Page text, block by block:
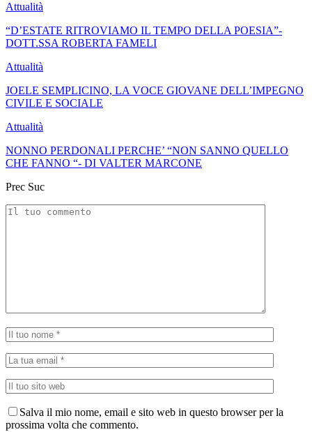
Attualità
“D’ESTATE RITROVIAMO IL TEMPO DELLA POESIA”-
DOTT.SSA ROBERTA FAMELI
Attualità
JOELE SEMPLICINO, LA VOCE GIOVANE DELL’IMPEGNO
CIVILE E SOCIALE
Attualità
NONNO PERDONALI PERCHE’ “NON SANNO QUELLO
CHE FANNO “- DI VALTER MARCONE
Prec Suc
Salva il mio nome, email e sito web in questo browser per la
prossima volta che commento.